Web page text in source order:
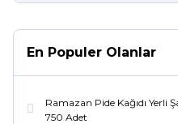
En Populer Olanlar
Ramazan Pide Kağıdı Yerli
750 Adet